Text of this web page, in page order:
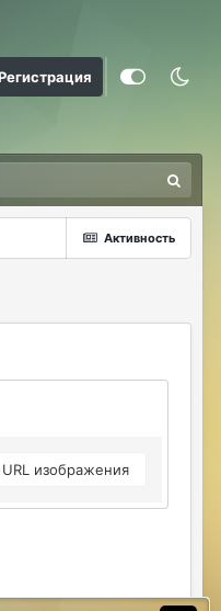
Активность
URL изображения
07/28/26 09:16 AM
заниматься этой
08/04/26 09:23 AM
клана с сервера вышли
08/04/26 10:24 AM
08/04/26 10:53 AM
08/04/26 11:33 AM